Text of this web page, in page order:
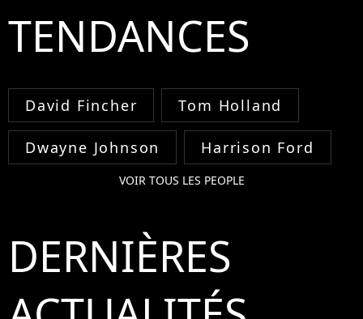
TENDANCES
David Fincher Tom Holland
Dwayne Johnson Harrison Ford
VOIR TOUS LES PEOPLE
DERNIÈRES